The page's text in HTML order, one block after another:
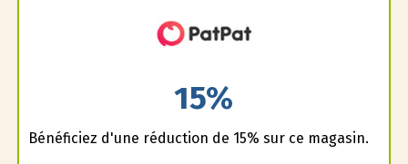
15%
Bénéficiez d'une réduction de 15% sur ce magasin.